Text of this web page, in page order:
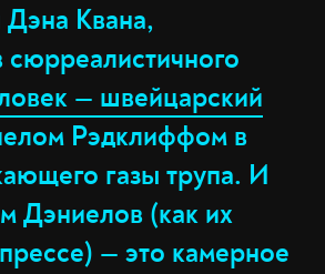
Квана,
— швейцарский
Рэдклиффом в
газы трупа. И
Дэниелов (как их
— это камерное